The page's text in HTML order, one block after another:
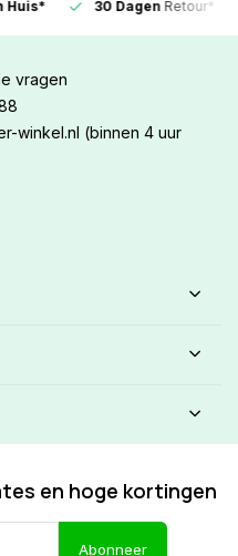
30 DagenRetour*
vragen
winkel.nl (binnen 4 uur
en hoge kortingen
Abonneer